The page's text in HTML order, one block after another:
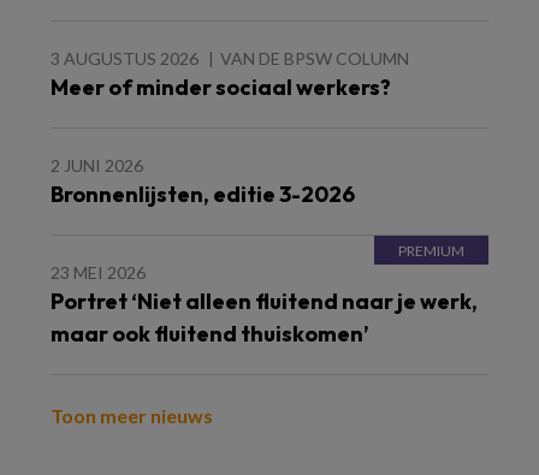
3 AUGUSTUS 2026 VAN DE BPSW COLUMN
Meer of minder sociaal werkers?
2 JUNI 2026
Bronnenlijsten, editie 3-2026
23 MEI 2026
Portret ‘Niet alleen fluitend naar je werk,
maar ook fluitend thuiskomen’
Toon meer nieuws